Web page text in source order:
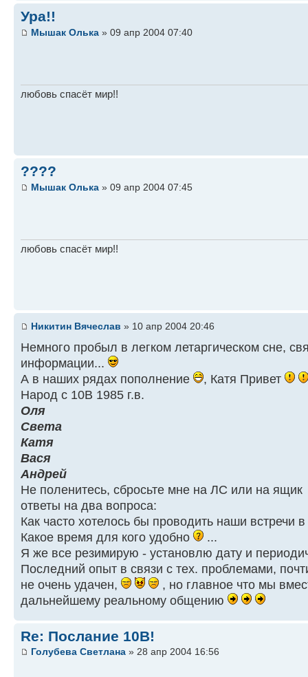
Ура!!
Мышак Олька » 09 апр 2004 07:40
любовь спасёт мир!!
????
Мышак Олька » 09 апр 2004 07:45
любовь спасёт мир!!
Никитин Вячеслав » 10 апр 2004 20:46
Немного пробыл в легком летаргическом сне,
информации...
А в наших рядах пополнение
, Катя Привет
Народ с 10В 1985 г.в.
Оля
Света
Катя
Вася
Андрей
Не поленитесь, сбросьте мне на ЛС или на ящик
ответы на два вопроса:
Как часто хотелось бы проводить наши встречи
Какое время для кого удобно
...
Я же все резимирую - установлю дату и
Последний опыт в связи с тех. проблемами,
не очень удачен,
, но главное что мы
дальнейшему реальному общению
Re: Послание 10В!
Голубева Светлана » 28 апр 2004 16:56